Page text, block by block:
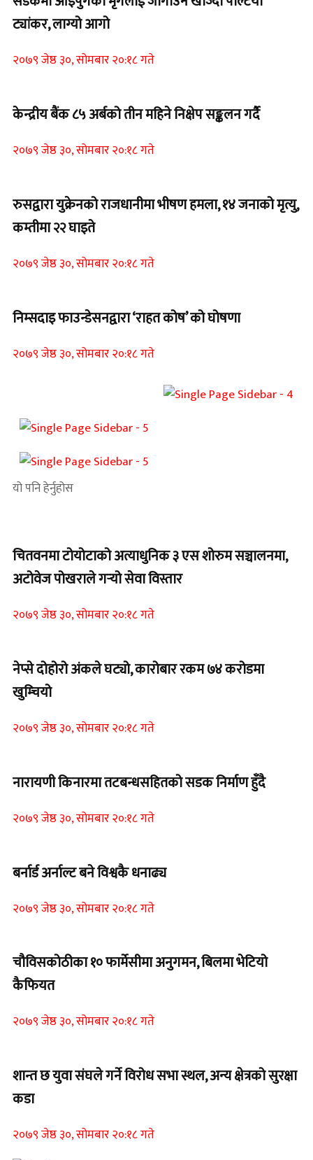
ट्यांकर, लाग्यो आगो
२०७९ जेष्ठ ३०, सोमबार २०:१८ गते
केन्द्रीय बैंक ८५ अर्बको तीन महिने निक्षेप सङ्कलन गर्दै
२०७९ जेष्ठ ३०, सोमबार २०:१८ गते
रुसद्वारा युक्रेनको राजधानीमा भीषण हमला, १४ जनाको मृत्यु,
कम्तीमा २२ घाइते
२०७९ जेष्ठ ३०, सोमबार २०:१८ गते
निम्सदाइ फाउन्डेसनद्वारा ‘राहत कोष’ को घोषणा
२०७९ जेष्ठ ३०, सोमबार २०:१८ गते
यो पनि हेर्नुहोस
चितवनमा टोयोटाको अत्याधुनिक ३ एस शोरुम सञ्चालनमा,
अटोवेज पोखराले गर्‍यो सेवा विस्तार
२०७९ जेष्ठ ३०, सोमबार २०:१८ गते
नेप्से दोहोरो अंकले घट्यो, कारोबार रकम ७४ करोडमा
खुम्चियो
२०७९ जेष्ठ ३०, सोमबार २०:१८ गते
नारायणी किनारमा तटबन्धसहितको सडक निर्माण हुँदै
२०७९ जेष्ठ ३०, सोमबार २०:१८ गते
बर्नार्ड अर्नाल्ट बने विश्वकै धनाढ्य
२०७९ जेष्ठ ३०, सोमबार २०:१८ गते
चौविसकोठीका १० फार्मेसीमा अनुगमन, बिलमा भेटियो
कैफियत
२०७९ जेष्ठ ३०, सोमबार २०:१८ गते
शान्त छ युवा संघले गर्ने विरोध सभा स्थल, अन्य क्षेत्रको सुरक्षा
कडा
२०७९ जेष्ठ ३०, सोमबार २०:१८ गते